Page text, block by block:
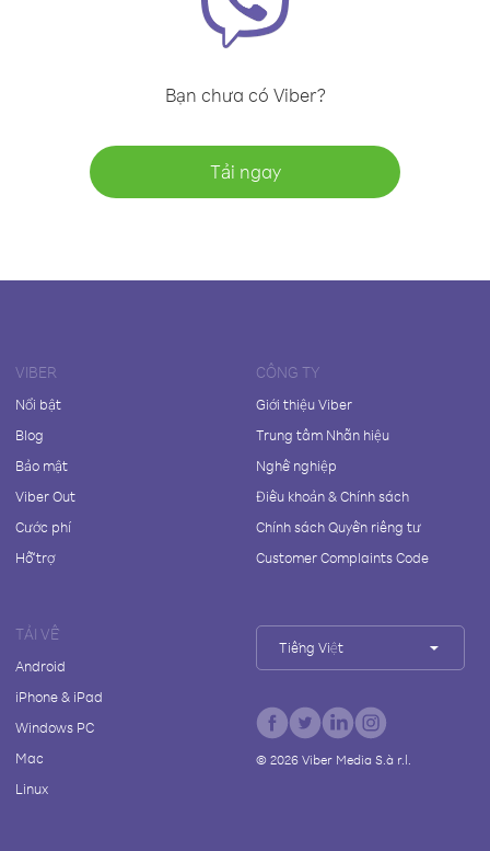
Bạn chưa có Viber?
Tải ngay
VIBER
Nổi bật
Blog
Bảo mật
Viber Out
Cước phí
Hỗ trợ
CÔNG TY
Giới thiệu Viber
Trung tâm Nhãn hiệu
Nghề nghiệp
Điều khoản & Chính sách
Chính sách Quyền riêng tư
Customer Complaints Code
TẢI VỀ
Android
iPhone & iPad
Windows PC
Mac
Linux
Tiếng Việt
© 2026Viber Media S.à r.l.